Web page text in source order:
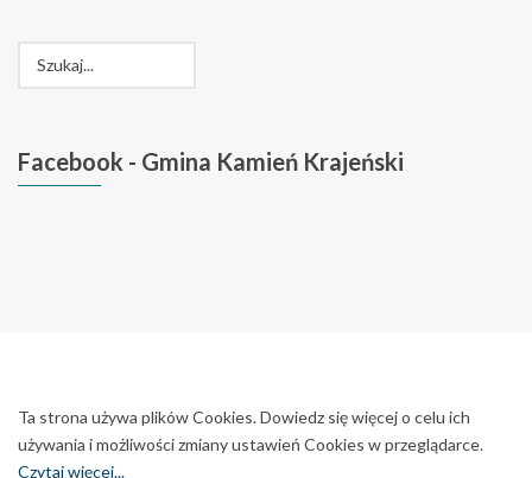
Facebook - Gmina Kamień Krajeński
Ta strona używa plików Cookies. Dowiedz się więcej o celu ich
używania i możliwości zmiany ustawień Cookies w przeglądarce.
Czytaj więcej...